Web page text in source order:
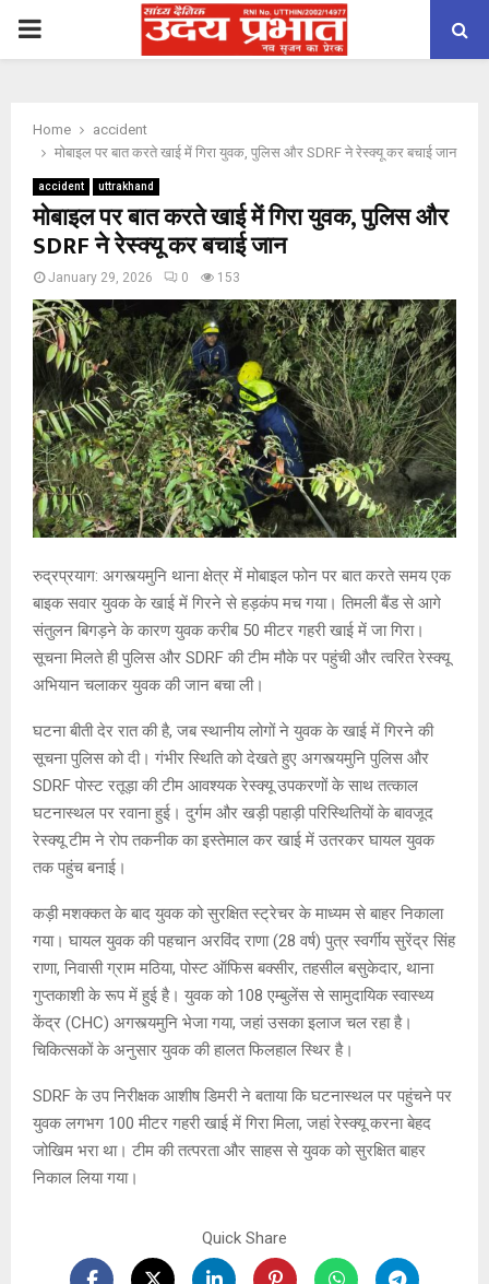
PRIMARY
Home
accident
मोबाइल पर बात करते खाई में गिरा युवक, पुलिस और SDRF ने रेस्क्यू कर बचाई जान
accident uttrakhand
मोबाइल पर बात करते खाई में गिरा युवक, पुलिस और
SDRF ने रेस्क्यू कर बचाई जान
January 29, 2026 0 153
रुद्रप्रयाग: अगस्त्यमुनि थाना क्षेत्र में मोबाइल फोन पर बात करते समय एक
बाइक सवार युवक के खाई में गिरने से हड़कंप मच गया। तिमली बैंड से आगे
संतुलन बिगड़ने के कारण युवक करीब 50 मीटर गहरी खाई में जा गिरा।
सूचना मिलते ही पुलिस और SDRF की टीम मौके पर पहुंची और त्वरित रेस्क्यू
अभियान चलाकर युवक की जान बचा ली।
घटना बीती देर रात की है, जब स्थानीय लोगों ने युवक के खाई में गिरने की
सूचना पुलिस को दी। गंभीर स्थिति को देखते हुए अगस्त्यमुनि पुलिस और
SDRF पोस्ट रतूड़ा की टीम आवश्यक रेस्क्यू उपकरणों के साथ तत्काल
घटनास्थल पर रवाना हुई। दुर्गम और खड़ी पहाड़ी परिस्थितियों के बावजूद
रेस्क्यू टीम ने रोप तकनीक का इस्तेमाल कर खाई में उतरकर घायल युवक
तक पहुंच बनाई।
कड़ी मशक्कत के बाद युवक को सुरक्षित स्ट्रेचर के माध्यम से बाहर निकाला
गया। घायल युवक की पहचान अरविंद राणा (28 वर्ष) पुत्र स्वर्गीय सुरेंद्र सिंह
राणा, निवासी ग्राम मठिया, पोस्ट ऑफिस बक्सीर, तहसील बसुकेदार, थाना
गुप्तकाशी के रूप में हुई है। युवक को 108 एम्बुलेंस से सामुदायिक स्वास्थ्य
केंद्र (CHC) अगस्त्यमुनि भेजा गया, जहां उसका इलाज चल रहा है।
चिकित्सकों के अनुसार युवक की हालत फिलहाल स्थिर है।
SDRF के उप निरीक्षक आशीष डिमरी ने बताया कि घटनास्थल पर पहुंचने पर
युवक लगभग 100 मीटर गहरी खाई में गिरा मिला, जहां रेस्क्यू करना बेहद
जोखिम भरा था। टीम की तत्परता और साहस से युवक को सुरक्षित बाहर
निकाल लिया गया।
Quick Share